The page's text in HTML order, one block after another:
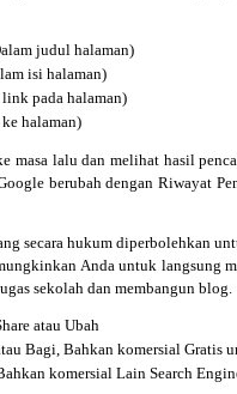
judul halaman)
isi halaman)
pada halaman)
halaman)
masa lalu dan melihat hasil
berubah dengan Riwayat
secara hukum diperbolehkan
Anda untuk langsung
sekolah dan membangun blog.
atau Ubah
Bagi, Bahkan komersial Gratis
komersial Lain Search